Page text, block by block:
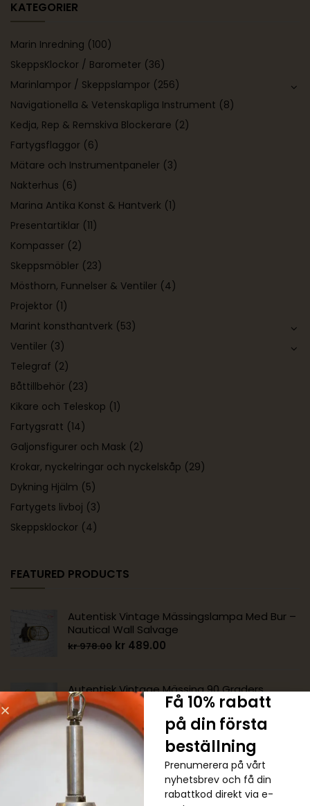
KATEGORIER
Marin Inredning (100)
SkeppsKlockor / Barometer (36)
Marinlampor / Skeppslampor (256)
Navigationella & Vetenskapliga Instrument (8)
Kedja, Rep & Remskiva Blockerare (2)
Fartygsflaggor (6)
Mätare och Instrumentpaneler (3)
Nakterhus (6)
Marina Antika Konst & Hantverk (1)
Presentartiklar (11)
Kompasser (2)
Skeppsmöbler (23)
Mösthorn, Funnelser & Ventiler (4)
Projektor (1)
Marint konsthantverk (53)
Ventiler (3)
Telegraf (2)
Båttillbehör (23)
Kikare och Teleskop (1)
Fartygsratt (14)
Galjonsfigurer och Mask (2)
Krokar, nyckelringar och nyckelskåp (29)
Dykning Hjälm (5)
Fartygets livboj (3)
Skeppsklockor (4)
FEATURED PRODUCTS
Autentisk Vintage Mässingslampa Med Bur –
Nautical Wall Salvage
kr978.00 kr 489.00
Autentisk Vintage Mässing 90 Graders
Nautisk Vägglampa
kr1,467.00 kr1,222.00
Äkta Vintage Grön Cargo Pendellampa
kr734.00 489.00
Få 10% rabatt
på din första
beställning
Prenumerera på vårt
nyhetsbrev och få din
rabattkod direkt via e-